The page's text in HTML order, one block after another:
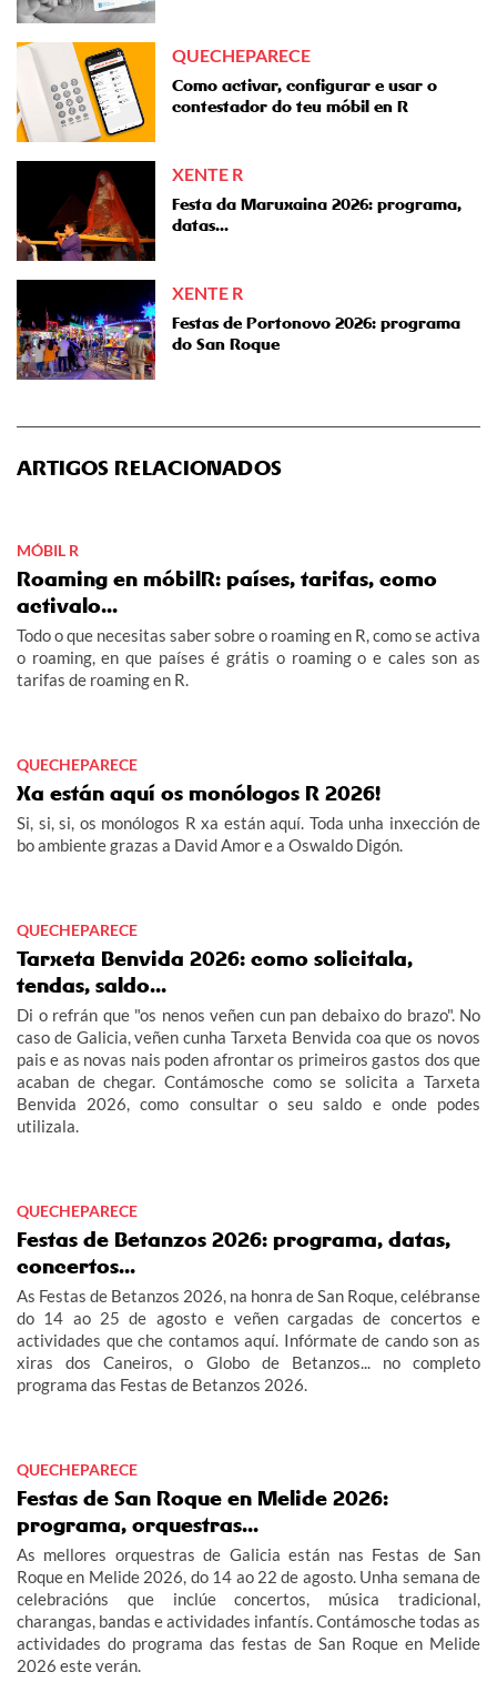
QUECHEPARECE
Como activar, configurar e usar o
contestador do teu móbil en R
XENTE R
Festa da Maruxaina 2026: programa,
datas...
XENTE R
Festas de Portonovo 2026: programa
do San Roque
ARTIGOS RELACIONADOS
MÓBIL R
Roaming en móbilR: países, tarifas, como
activalo...
Todo o que necesitas saber sobre o roaming en R, como se activa
o roaming, en que países é grátis o roaming o e cales son as
tarifas de roaming en R.
QUECHEPARECE
Xa están aquí os monólogos R 2026!
Si, si, si, os monólogos R xa están aquí. Toda unha inxección de
bo ambiente grazas a David Amor e a Oswaldo Digón.
QUECHEPARECE
Tarxeta Benvida 2026: como solicitala,
tendas, saldo...
Di o refrán que "os nenos veñen cun pan debaixo do brazo". No
caso de Galicia, veñen cunha Tarxeta Benvida coa que os novos
pais e as novas nais poden afrontar os primeiros gastos dos que
acaban de chegar. Contámosche como se solicita a Tarxeta
Benvida 2026, como consultar o seu saldo e onde podes
utilizala.
QUECHEPARECE
Festas de Betanzos 2026: programa, datas,
concertos...
As Festas de Betanzos 2026, na honra de San Roque, celébranse
do 14 ao 25 de agosto e veñen cargadas de concertos e
actividades que che contamos aquí. Infórmate de cando son as
xiras dos Caneiros, o Globo de Betanzos... no completo
programa das Festas de Betanzos 2026.
QUECHEPARECE
Festas de San Roque en Melide 2026:
programa, orquestras...
As mellores orquestras de Galicia están nas Festas de San
Roque en Melide 2026, do 14 ao 22 de agosto. Unha semana de
celebracións que inclúe concertos, música tradicional,
charangas, bandas e actividades infantís. Contámosche todas as
actividades do programa das festas de San Roque en Melide
2026 este verán.